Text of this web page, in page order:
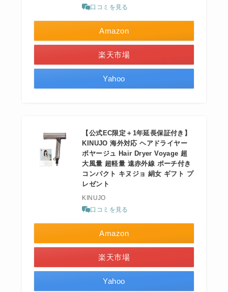
口コミを見る
Amazon
楽天市場
Yahoo
【公式EC限定＋1年延長保証付き】
KINUJO 海外対応 ヘアドライヤー
ボヤージュ Hair Dryer Voyage 超
大風量 超軽量 遠赤外線 ポーチ付き
コンパクト キヌジョ 絹女 ギフト プ
レゼント
KINUJO
口コミを見る
Amazon
楽天市場
Yahoo